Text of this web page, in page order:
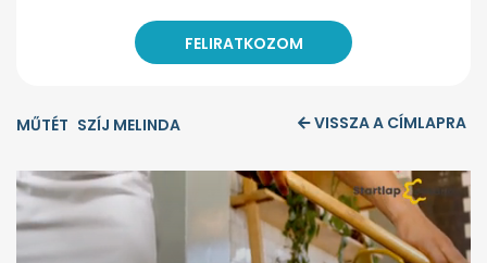
MŰTÉT SZÍJ MELINDA VISSZA A CÍMLAPRA